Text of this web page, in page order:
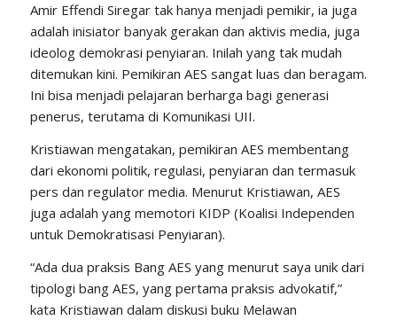
Amir Effendi Siregar tak hanya menjadi pemikir, ia juga
adalah inisiator banyak gerakan dan aktivis media, juga
ideolog demokrasi penyiaran. Inilah yang tak mudah
ditemukan kini. Pemikiran AES sangat luas dan beragam.
Ini bisa menjadi pelajaran berharga bagi generasi
penerus, terutama di Komunikasi UII.
Kristiawan mengatakan, pemikiran AES membentang
dari ekonomi politik, regulasi, penyiaran dan termasuk
pers dan regulator media. Menurut Kristiawan, AES
juga adalah yang memotori KIDP (Koalisi Independen
untuk Demokratisasi Penyiaran).
“Ada dua praksis Bang AES yang menurut saya unik dari
tipologi bang AES, yang pertama praksis advokatif,”
kata Kristiawan dalam diskusi buku Melawan